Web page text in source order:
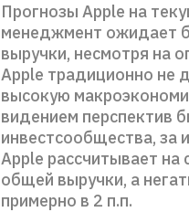
Прогнозы Apple на
менеджмент ожидает
выручки, несмотря на
Apple традиционно не
высокую
видением перспектив
инвестсообщества, за
Apple рассчитывает
общей выручки, а
примерно в 2 п.п.